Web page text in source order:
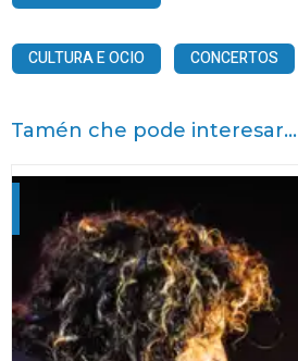
CULTURA E OCIO CONCERTOS
Tamén che pode interesar...